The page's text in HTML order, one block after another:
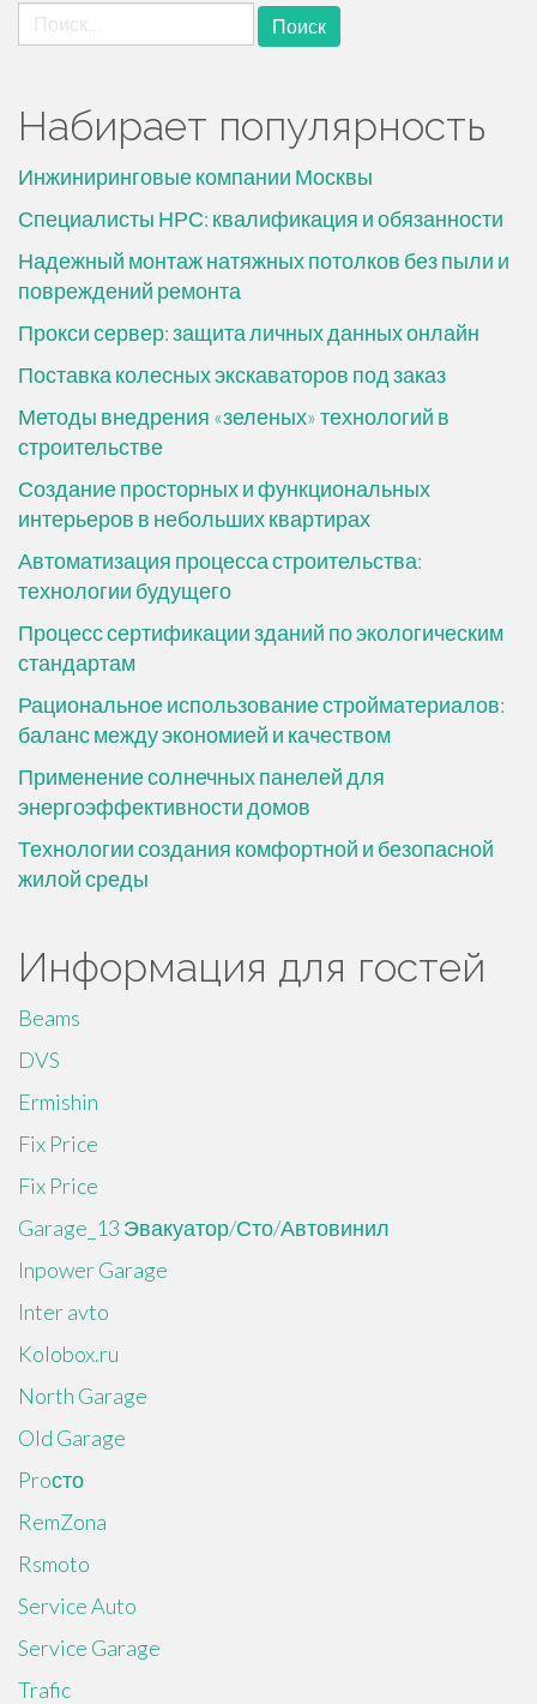
Найти:
Набирает популярность
Инжиниринговые компании Москвы
Специалисты НРС: квалификация и обязанности
Надежный монтаж натяжных потолков без пыли и
повреждений ремонта
Прокси сервер: защита личных данных онлайн
Поставка колесных экскаваторов под заказ
Методы внедрения «зеленых» технологий в
строительстве
Создание просторных и функциональных
интерьеров в небольших квартирах
Автоматизация процесса строительства:
технологии будущего
Процесс сертификации зданий по экологическим
стандартам
Рациональное использование стройматериалов:
баланс между экономией и качеством
Применение солнечных панелей для
энергоэффективности домов
Технологии создания комфортной и безопасной
жилой среды
Информация для гостей
Beams
DVS
Ermishin
Fix Price
Fix Price
Garage_13 Эвакуатор/Сто/Автовинил
Inpower Garage
Inter avto
Kolobox.ru
North Garage
Old Garage
Proсто
RemZona
Rsmoto
Service Auto
Service Garage
Trafic